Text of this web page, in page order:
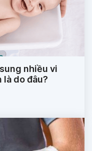
nhiều vi
do đâu?